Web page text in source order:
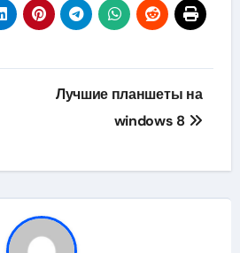
Лучшие планшеты на
windows 8